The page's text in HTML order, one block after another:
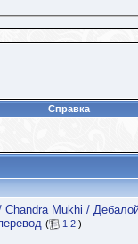
Справка
Chandra Mukhi /
( 1 2 )